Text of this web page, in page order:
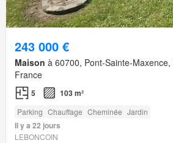
243 000 €
Maison à 60700, Pont-Sainte-
France
5 103 m²
Parking Chauffage Cheminée Jardin
Il y a 22 jours
LEBONCOIN